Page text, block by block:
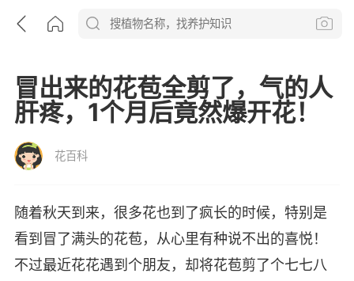
冒出来的花苞全剪了，气的人
肝疼，1个月后竟然爆开花！
花百科
随着秋天到来，很多花也到了疯长的时候，特别是
看到冒了满头的花苞，从心里有种说不出的喜悦！
不过最近花花遇到个朋友，却将花苞剪了个七七八